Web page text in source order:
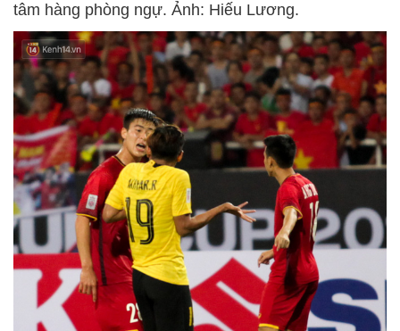
tâm hàng phòng ngự. Ảnh: Hiếu Lương.